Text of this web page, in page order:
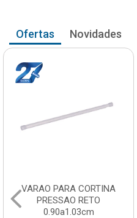
Ofertas Novidades
VARAO PARA CORTINA
PRESSAO RETO
1.05a1.18cm